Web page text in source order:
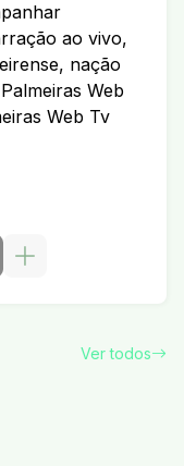
ao vivo,
nação
Web
Web Tv
Ver todos